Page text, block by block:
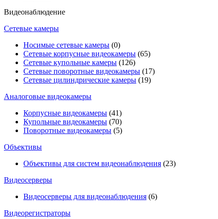
Видеонаблюдение
Сетевые камеры
Носимые сетевые камеры (0)
Сетевые корпусные видеокамеры (65)
Сетевые купольные камеры (126)
Сетевые поворотные видеокамеры (17)
Сетевые цилиндрические камеры (19)
Аналоговые видеокамеры
Корпусные видеокамеры (41)
Купольные видеокамеры (70)
Поворотные видеокамеры (5)
Объективы
Объективы для систем видеонаблюдения (23)
Видеосерверы
Видеосерверы для видеонаблюдения (6)
Видеорегистраторы